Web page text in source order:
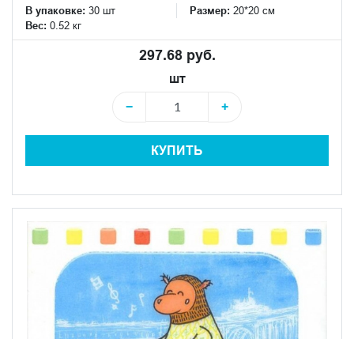
В упаковке: 30 шт Размер: 20*20 см
Вес: 0.52 кг
297.68 руб.
шт
−
+
КУПИТЬ